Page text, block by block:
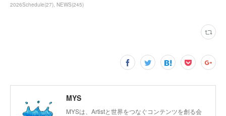
2026Schedule(27) NEWS(245)
MYS
MYSは、Artistと世界をつなぐコンテンツを創る会